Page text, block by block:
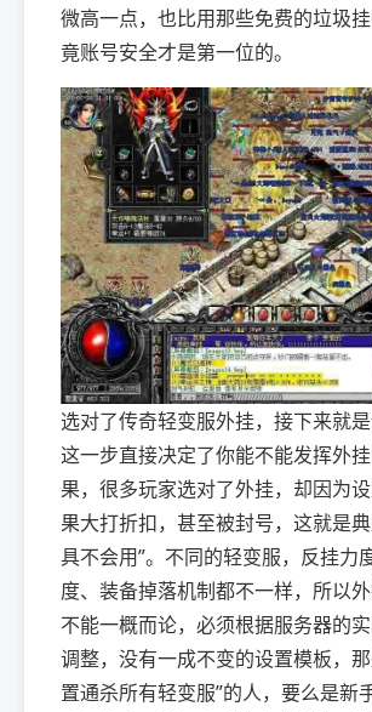
微高一点，也比用那些免费的垃圾
竟账号安全才是第一位的。
选对了传奇轻变服外挂，接下来就是
这一步直接决定了你能不能发挥外
果，很多玩家选对了外挂，却因为
果大打折扣，甚至被封号，这就是
具不会用”。不同的轻变服，反挂力
度、装备掉落机制都不一样，所以
不能一概而论，必须根据服务器的
调整，没有一成不变的设置模板，
置通杀所有轻变服”的人，要么是新